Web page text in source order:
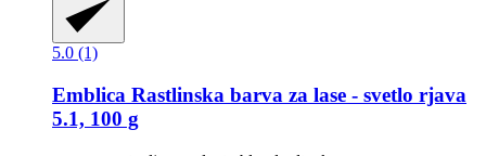
5.0 (1)
Emblica Rastlinska barva za lase -​ svetlo rjava
5.1, 100 g